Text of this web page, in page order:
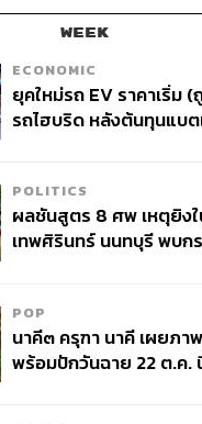
WEEK
ECONOMIC
ยุคใหม่รถ EV ราคาเริ่ม (
รถไฮบริด หลังต้นทุนแบ
POLITICS
ผลชันสูตร 8 ศพ เหตุยิงใ
เทพศิรินทร์ นนทบุรี พบก
POP
นาคี๓ ครุฑา นาคี เผยภา
พร้อมปักวันฉาย 22 ต.ค.